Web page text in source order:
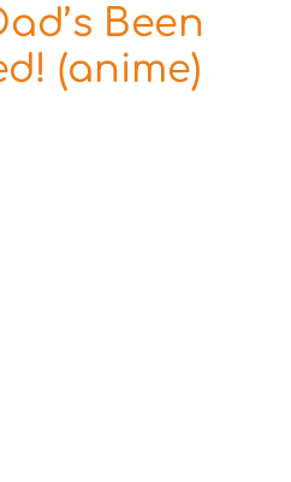
Been
(anime)